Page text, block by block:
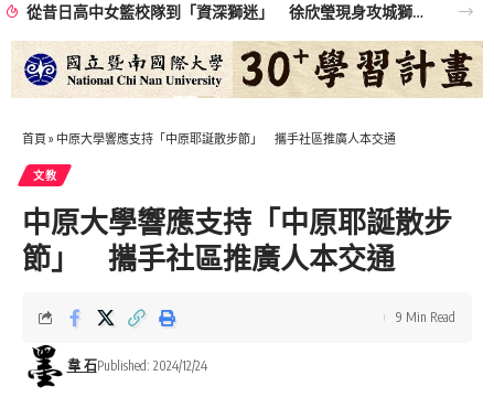
從昔日高中女籃校隊到「資深獅迷」 徐欣瑩現身攻城獅開訓為球隊加油
首頁 » 中原大學響應支持「中原耶誕散步節」 攜手社區推廣人本交通
文教
中原大學響應支持「中原耶誕散步
節」 攜手社區推廣人本交通
韋 石Published: 2024/12/24
9 Min Read